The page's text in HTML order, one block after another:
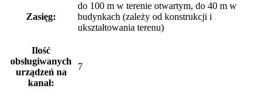
Zasięg:
do 100 m w terenie otwartym, do 40 m w
budynkach (zależy od konstrukcji i
ukształtowania terenu)
Ilość
obsługiwanych
urządzeń na
kanał:
7